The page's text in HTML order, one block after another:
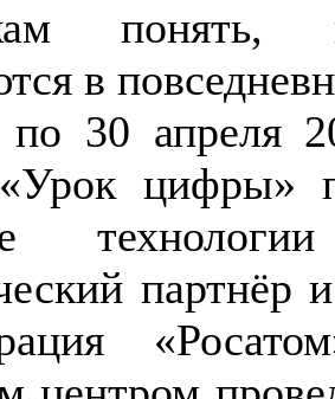
понять,
в
30 апреля
цифры»
партнёр